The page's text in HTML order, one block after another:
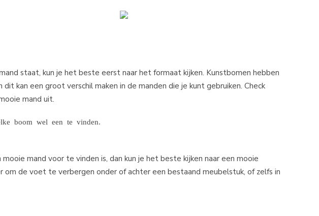
staat, kun je het beste eerst naar het formaat kijken. Kunstbomen hebben
kan een groot verschil maken in de manden die je kunt gebruiken. Check
mand uit.
boom wel een te vinden.
mand voor te vinden is, dan kun je het beste kijken naar een mooie
om de voet te verbergen onder of achter een bestaand meubelstuk, of zelfs in